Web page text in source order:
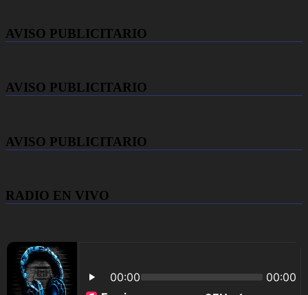
AVISO PUBLICITARIO
AVISO PUBLICITARIO
AVISO PUBLICITARIO
RADIO EN VIVO